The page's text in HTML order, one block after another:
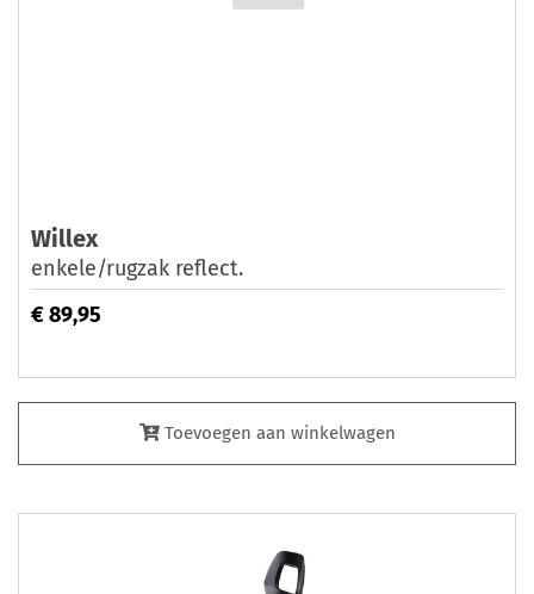
Willex
enkele/rugzak reflect.
€ 89,95
Toevoegen aan winkelwagen